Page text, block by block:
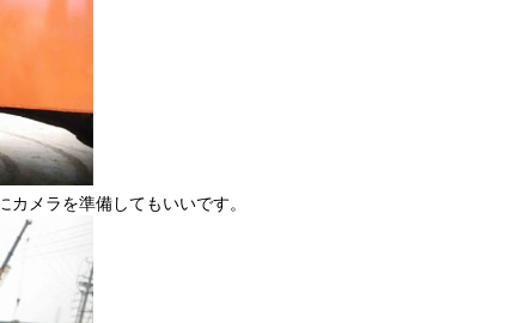
メラを準備してもいいです。